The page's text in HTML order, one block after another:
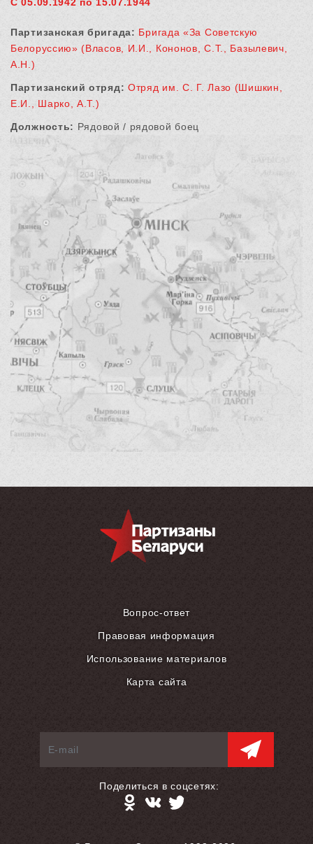
Партизанская бригада: Бригада «За Советскую
Белоруссию» (Власов, И.И., Кононов, С.Т., Базылевич,
А.Н.)
Партизанский отряд: Отряд им. С. Г. Лазо (Шишкин,
Е.И., Шарко, А.Т.)
Должность: Рядовой / рядовой боец
Вопрос-ответ
Правовая информация
Использование материалов
Карта сайта
Поделиться в соцсетях: